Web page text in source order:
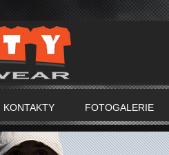
KONTAKTY FOTOGALERIE